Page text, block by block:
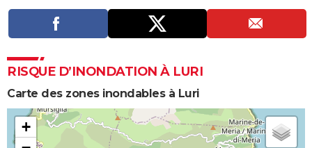
FORUM
Lifestyle
Sport
Television
Cinema
RISQUE D’INONDATION À LURI
Carte des zones inondables à Luri
+